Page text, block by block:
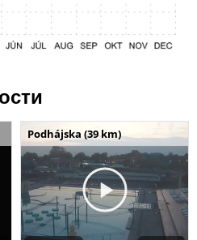
Podhájska (39 km)